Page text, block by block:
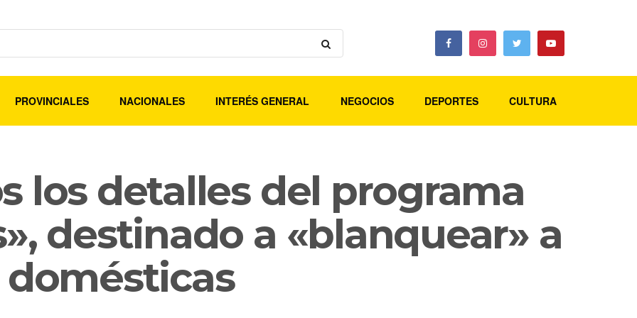
PROVINCIALES NACIONALES INTERÉS GENERAL NEGOCIOS DEPORTES CULTURA
los detalles del programa
destinado a «blanquear» a